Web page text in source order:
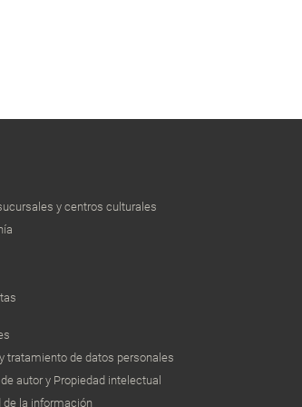
y centros culturales
tratamiento de datos personales
autor y Propiedad intelectual
de la información